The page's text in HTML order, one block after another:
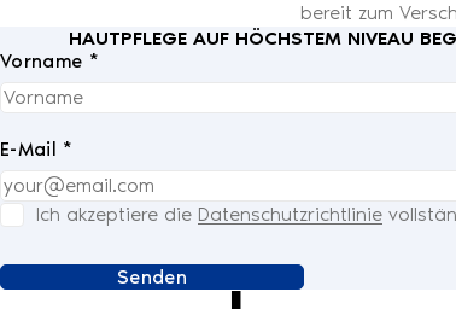
bereit zum
HAUTPFLEGE AUF HÖCHSTEM NIVEAU
Vorname *
E-Mail *
Ich akzeptiere die Datenschutzrichtlinie
Senden